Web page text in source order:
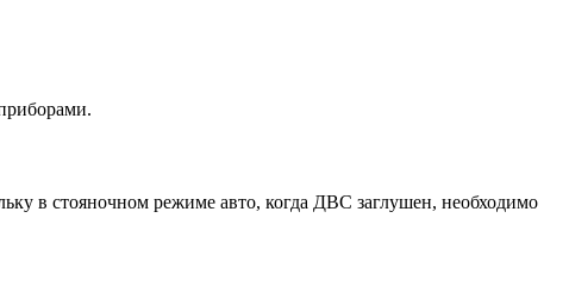
в стояночном режиме авто, когда ДВС заглушен, необходимо